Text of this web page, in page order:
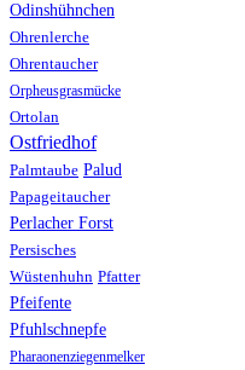
Odinshühnchen
Ohrenlerche
Ohrentaucher
Orpheusgrasmücke
Ortolan
Ostfriedhof
Palmtaube Palud
Papageitaucher
Perlacher Forst
Persisches
Wüstenhuhn Pfatter
Pfeifente
Pfuhlschnepfe
Pharaonenziegenmelker